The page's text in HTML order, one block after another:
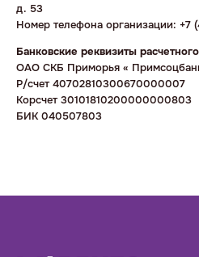
д. 53
Номер телефона организации: +7
Банковские реквизиты
ОАО СКБ Приморья «
Р/счет 40702810300670000007
Корсчет 30101810200000000803
БИК 040507803